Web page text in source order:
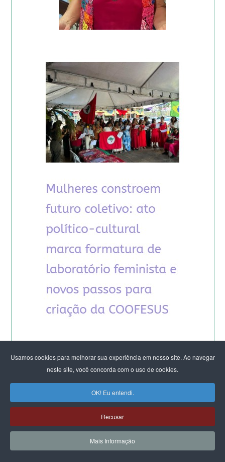
Usamos cookies para melhorar sua experiência em nosso site. Ao navegar
neste site, você concorda com o uso de cookies.
OK! Eu entendi.
Recusar
Mais Informação
ARTIGOS DO CFEMEA
Rodas de mulheres que florescem no cerrado:
Cultivando territórios de luta, cuidado e